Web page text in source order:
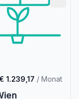
€ 1.239,17 / Monat